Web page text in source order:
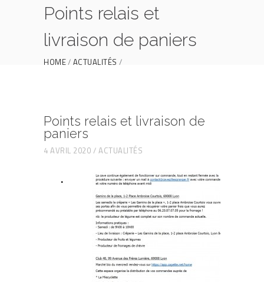
Points relais et
livraison de paniers
HOME ACTUALITÉS
Points relais et livraison de
paniers
4 AVRIL 2020 ACTUALITÉS
.